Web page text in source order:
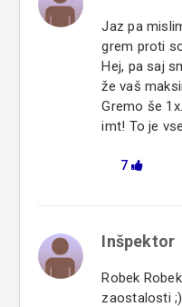
Jaz pa
grem proti
Hej, pa saj
že vaš
Gremo še
imt! To je
7
Inšpektor
Robek
zaostalosti ;)